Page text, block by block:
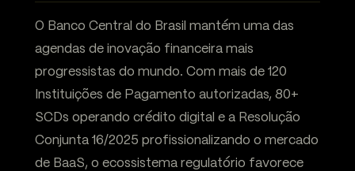
O Banco Central do Brasil mantém uma das
agendas de inovação financeira mais
progressistas do mundo. Com mais de 120
Instituições de Pagamento autorizadas, 80+
SCDs operando crédito digital e a Resolução
Conjunta 16/2025 profissionalizando o mercado
de BaaS, o ecossistema regulatório favorece